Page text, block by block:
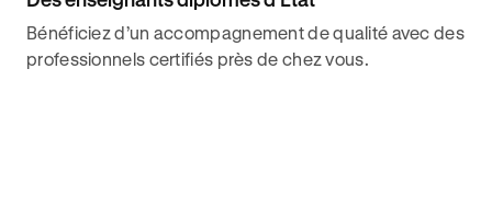
Bénéficiez d’un accompagnement de qualité avec des
professionnels certifiés près de chez vous.